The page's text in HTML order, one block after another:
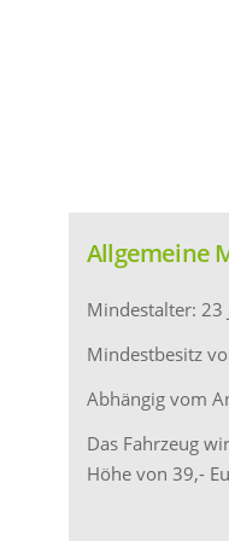
Allgemeine
Mindestalter: 23
Mindestbesitz
Abhängig vom
Das Fahrzeug
Höhe von 39,-